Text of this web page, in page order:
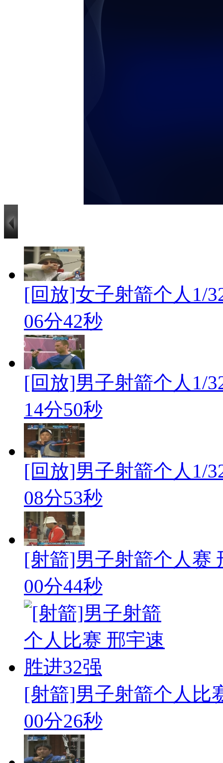
[回放]女子射箭个人1/
06分42秒
[回放]男子射箭个人1/
14分50秒
[回放]男子射箭个人1/
08分53秒
[射箭]男子射箭个人赛
00分44秒
[射箭]男子射箭个人比
00分26秒